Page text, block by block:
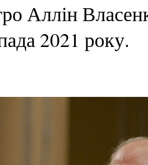
Аллін
2021 року.